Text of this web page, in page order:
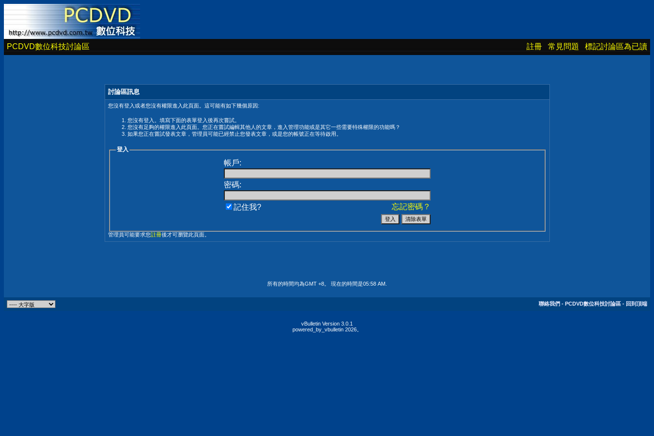
PCDVD數位科技討論區 註冊 常見問題 標記討論區為已讀
討論區訊息
您沒有登入或者您沒有權限進入此頁面。這可能有如下幾個原因:
您沒有登入。填寫下面的表單登入後再次嘗試。
您沒有足夠的權限進入此頁面。您正在嘗試編輯其他人的文章，進入管理功能或是其它一些需要特殊權限的功能嗎？
如果您正在嘗試發表文章，管理員可能已經禁止您發表文章，或是您的帳號正在等待啟用。
登入
帳戶:
密碼:
忘記密碼？
記住我?
管理員可能要求您註冊後才可瀏覽此頁面。
所有的時間均為GMT +8。 現在的時間是05:58 AM
聯絡我們 - PCDVD數位科技討論區 - 回到頂端
vBulletin Version 3.0.1
powered_by_vbulletin 2026。